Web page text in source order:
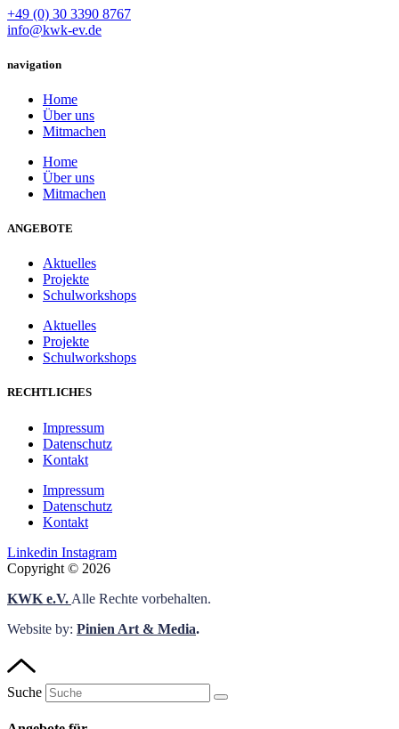
+49 (0) 30 3390 8767
info@kwk-ev.de
navigation
Home
Über uns
Mitmachen
Home
Über uns
Mitmachen
ANGEBOTE
Aktuelles
Projekte
Schulworkshops
Aktuelles
Projekte
Schulworkshops
RECHTLICHES
Impressum
Datenschutz
Kontakt
Impressum
Datenschutz
Kontakt
Linkedin Instagram
Copyright © 2026
KWK e.V. Alle Rechte vorbehalten.
Website by: Pinien Art & Media.
Suche